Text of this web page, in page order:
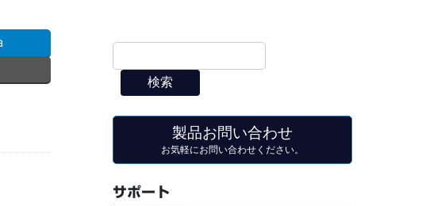
検索
製品お問い合わせ
お気軽にお問い合わせください。
サポート